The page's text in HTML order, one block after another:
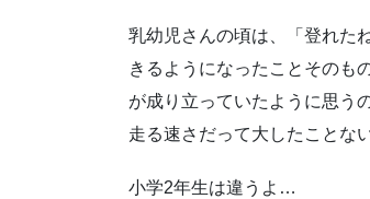
乳幼児さんの頃は、「登れた
きるようになったことそのも
が成り立っていたように思う
走る速さだって大したことな
小学2年生は違うよ…